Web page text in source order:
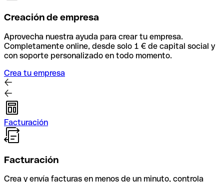
Creación de empresa
Aprovecha nuestra ayuda para crear tu empresa.
Completamente online, desde solo 1 € de capital social y
con soporte personalizado en todo momento.
Crea tu empresa
Facturación
Facturación
Crea y envía facturas en menos de un minuto, controla